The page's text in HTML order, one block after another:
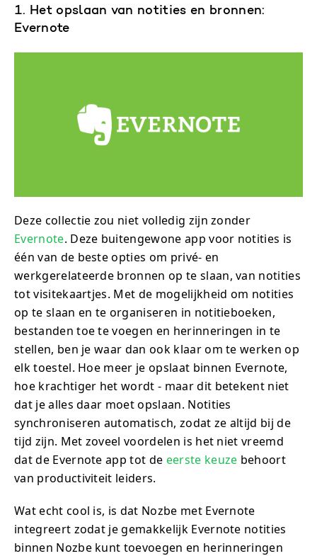
1. Het opslaan van notities en bronnen:
Evernote
Deze collectie zou niet volledig zijn zonder
Evernote. Deze buitengewone app voor notities is
één van de beste opties om privé- en
werkgerelateerde bronnen op te slaan, van notities
tot visitekaartjes. Met de mogelijkheid om notities
op te slaan en te organiseren in notitieboeken,
bestanden toe te voegen en herinneringen in te
stellen, ben je waar dan ook klaar om te werken op
elk toestel. Hoe meer je opslaat binnen Evernote,
hoe krachtiger het wordt - maar dit betekent niet
dat je alles daar moet opslaan. Notities
synchroniseren automatisch, zodat ze altijd bij de
tijd zijn. Met zoveel voordelen is het niet vreemd
dat de Evernote app tot de eerste keuze behoort
van productiviteit leiders.
Wat echt cool is, is dat Nozbe met Evernote
integreert zodat je gemakkelijk Evernote notities
binnen Nozbe kunt toevoegen en herinneringen